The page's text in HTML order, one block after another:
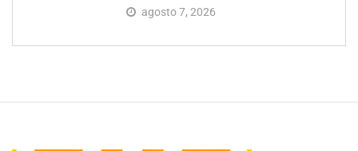
agosto 7, 2026